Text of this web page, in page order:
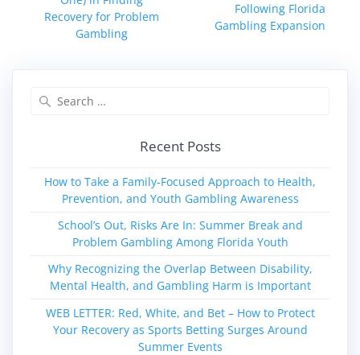
Recovery for Problem
Gambling
Following Florida
Gambling Expansion
Recent Posts
How to Take a Family‑Focused Approach to Health,
Prevention, and Youth Gambling Awareness
School’s Out, Risks Are In: Summer Break and
Problem Gambling Among Florida Youth
Why Recognizing the Overlap Between Disability,
Mental Health, and Gambling Harm is Important
WEB LETTER: Red, White, and Bet – How to Protect
Your Recovery as Sports Betting Surges Around
Summer Events